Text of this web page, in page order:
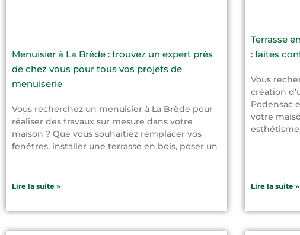
Menuisier à La Brède : trouvez un expert près
de chez vous pour tous vos projets de
menuiserie
Vous recherchez un menuisier à La Brède pour
réaliser des travaux sur mesure dans votre
maison ? Que vous souhaitiez remplacer vos
fenêtres, installer une terrasse en bois, poser un
Lire la suite »
Terrasse
: faites
Vous
création
Podensac
votre
Lire la suite »